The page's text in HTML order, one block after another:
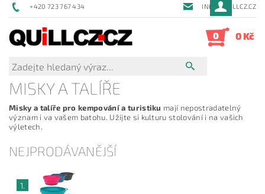
+420 723 767 434 INFO@QUILLCZ.CZ
0 0 Kč
MISKY A TALÍŘE
Misky a talíře pro kempování a turistiku mají nepostradatelný
význam i va vašem batohu. Užijte si kulturu stolování i na vašich
výletech.
NEJPRODÁVANĚJŠÍ
1.